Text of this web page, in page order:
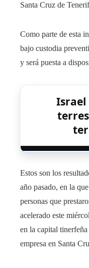
Santa Cruz de
Como parte de esta
bajo custodia
y será puesta a
Israel
Estos son los
año pasado, en la
personas que
acelerado este
en la capital
empresa en Santa